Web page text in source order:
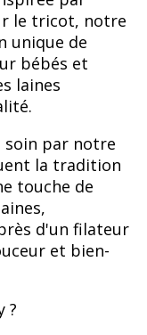
le tricot, notre
unique de
bébés et
laines
soin par notre
la tradition
touche de
d'un filateur
et bien-
?